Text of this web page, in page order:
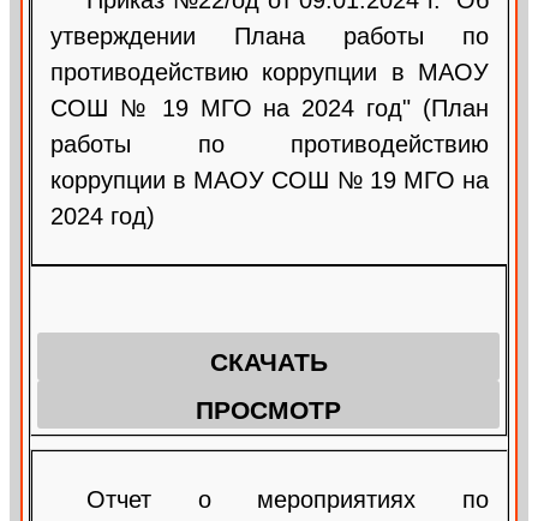
утверждении Плана работы по
противодействию коррупции в МАОУ
СОШ № 19 МГО на 2024 год" (План
работы по противодействию
коррупции в МАОУ СОШ № 19 МГО на
2024 год)
СКАЧАТЬ
ПРОСМОТР
Отчет о мероприятиях по